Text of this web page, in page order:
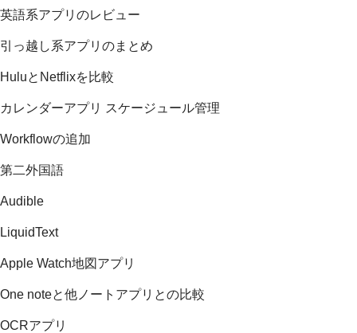
英語系アプリのレビュー
引っ越し系アプリのまとめ
HuluとNetflixを比較
カレンダーアプリ スケージュール管理
Workflowの追加
第二外国語
Audible
LiquidText
Apple Watch地図アプリ
One noteと他ノートアプリとの比較
OCRアプリ